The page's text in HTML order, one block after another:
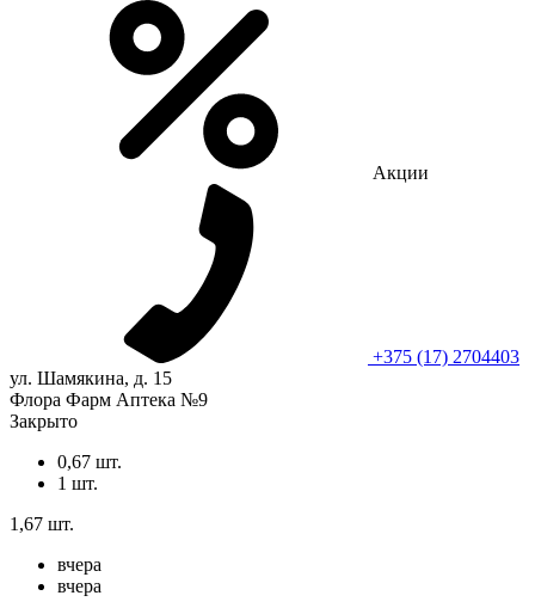
Акции
+375 (17) 2704403
ул. Шамякина, д. 15
Флора Фарм Аптека №9
Закрыто
0,67 шт.
1 шт.
1,67 шт.
вчера
вчера